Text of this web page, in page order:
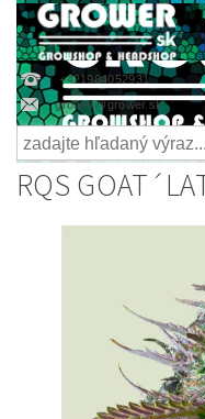
+421904052931
grower@grower.sk
RQS